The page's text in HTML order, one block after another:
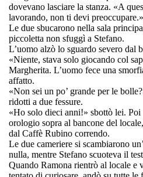
dovevano lasciare la stanza. «A
lavorando, non ti devi
Le due sbucarono nella sala
piccoletta non sfuggì a Stefano.
L’uomo alzò lo sguardo severo dal
«Niente, stava solo giocando col
Margherita. L’uomo fece una
affatto.
«Non sei un po’ grande per le
ridotti a due fessure.
«Ho solo dieci anni!» sbottò lei.
orologio sopra al bancone del
dal Caffè Rubino correndo.
Le due cameriere si scambiarono
nulla, mentre Stefano scuoteva il
Quando Ramona rientrò al locale e